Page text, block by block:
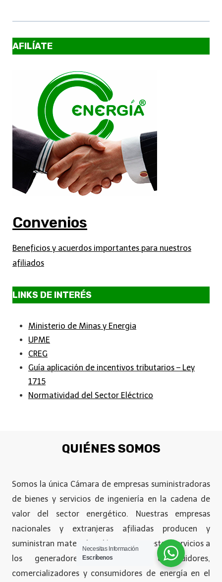
AFILÍATE
Convenios
Beneficios y acuerdos importantes para nuestros
afiliados
LINKS DE INTERÉS
Ministerio de Minas y Energia
UPME
CREG
Guía aplicación de incentivos tributarios – Ley
1715
Normatividad del Sector Eléctrico
QUIÉNES SOMOS
Somos la única Cámara de empresas suministradoras
de bienes y servicios de ingeniería en la cadena de
valor del sector energético. Nuestras empresas
nacionales y extranjeras afiliadas producen y
suministran materiales eléctricos y prestan servicios a
los generadores, transmisores, distribuidores,
comercializadores y consumidores de energía en el
Necesitas Información
Escríbenos